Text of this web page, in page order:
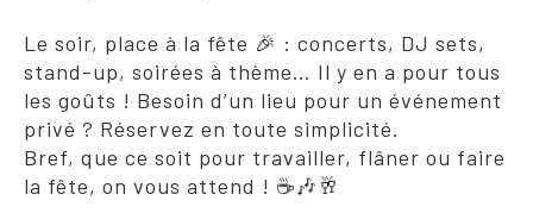
Le soir, place à la fête 🎉 : concerts, DJ sets,
stand-up, soirées à thème… Il y en a pour tous
les goûts ! Besoin d’un lieu pour un événement
privé ? Réservez en toute simplicité.
Bref, que ce soit pour travailler, flâner ou faire
la fête, on vous attend ! ☕🎶🥂